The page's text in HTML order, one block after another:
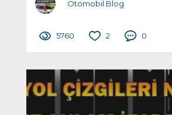
Otomobil Blog
5760 2 0